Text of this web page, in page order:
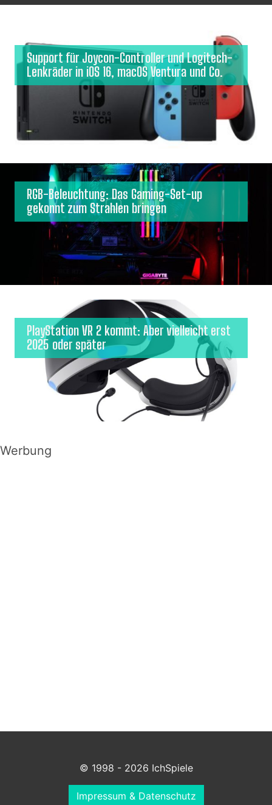
Support für Joycon-Controller und Logitech-
Lenkräder in iOS 16, macOS Ventura und Co.
RGB-Beleuchtung: Das Gaming-Set-up
gekonnt zum Strahlen bringen
PlayStation VR 2 kommt: Aber vielleicht erst
2025 oder später
Werbung
© 1998 - 2026 IchSpiele
Impressum & Datenschutz